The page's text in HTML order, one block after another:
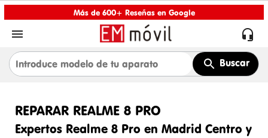
Más de 600+ Reseñas en Google
 
Buscar
REPARAR REALME 8 PRO
Expertos Realme 8 Pro en Madrid Centro y